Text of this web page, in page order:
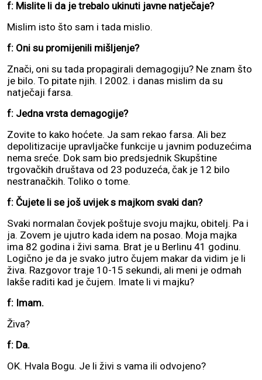
f: Mislite li da je trebalo ukinuti javne natječaje?
Mislim isto što sam i tada mislio.
f: Oni su promijenili mišljenje?
Znači, oni su tada propagirali demagogiju? Ne znam što
je bilo. To pitate njih. I 2002. i danas mislim da su
natječaji farsa.
f: Jedna vrsta demagogije?
Zovite to kako hoćete. Ja sam rekao farsa. Ali bez
depolitizacije upravljačke funkcije u javnim poduzećima
nema sreće. Dok sam bio predsjednik Skupštine
trgovačkih društava od 23 poduzeća, čak je 12 bilo
nestranačkih. Toliko o tome.
f: Čujete li se još uvijek s majkom svaki dan?
Svaki normalan čovjek poštuje svoju majku, obitelj. Pa i
ja. Zovem je ujutro kada idem na posao. Moja majka
ima 82 godina i živi sama. Brat je u Berlinu 41 godinu.
Logično je da je svako jutro čujem makar da vidim je li
živa. Razgovor traje 10-15 sekundi, ali meni je odmah
lakše raditi kad je čujem. Imate li vi majku?
f: Imam.
Živa?
f: Da.
OK. Hvala Bogu. Je li živi s vama ili odvojeno?